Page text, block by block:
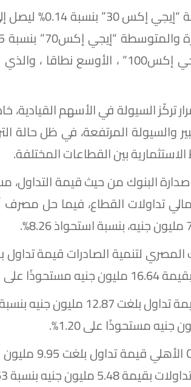
السيولة في الأسهم القيادية،
والسيولة المرتفعة، في ظل حالة
بين القطاعات المختلفة.
80.32% من إجمالي تداولات القطاع، فيما
جنيه بنسبة 0.63%.